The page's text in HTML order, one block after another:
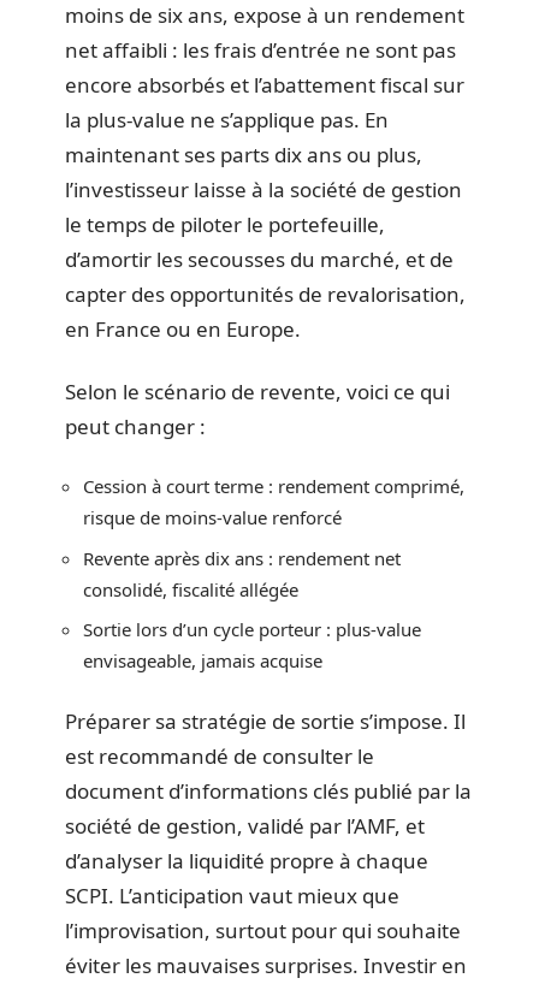
moins de six ans, expose à un rendement
net affaibli : les frais d’entrée ne sont pas
encore absorbés et l’abattement fiscal sur
la plus-value ne s’applique pas. En
maintenant ses parts dix ans ou plus,
l’investisseur laisse à la société de gestion
le temps de piloter le portefeuille,
d’amortir les secousses du marché, et de
capter des opportunités de revalorisation,
en France ou en Europe.
Selon le scénario de revente, voici ce qui
peut changer :
Cession à court terme : rendement comprimé,
risque de moins-value renforcé
Revente après dix ans : rendement net
consolidé, fiscalité allégée
Sortie lors d’un cycle porteur : plus-value
envisageable, jamais acquise
Préparer sa stratégie de sortie s’impose. Il
est recommandé de consulter le
document d’informations clés publié par la
société de gestion, validé par l’AMF, et
d’analyser la liquidité propre à chaque
SCPI. L’anticipation vaut mieux que
l’improvisation, surtout pour qui souhaite
éviter les mauvaises surprises. Investir en